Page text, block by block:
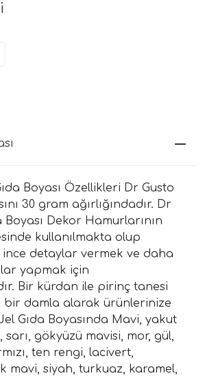
Boyası Özellikleri Dr Gusto
30 gram ağırlığındadır. Dr
Boyası Dekor Hamurlarının
kullanılmakta olup
detaylar vermek ve daha
yapmak için
Bir kürdan ile pirinç tanesi
bir damla alarak ürünlerinize
Gıda Boyasında Mavi, yakut
sarı, gökyüzü mavisi, mor, gül,
ten rengi, lacivert,
mavi, siyah, turkuaz, karamel,